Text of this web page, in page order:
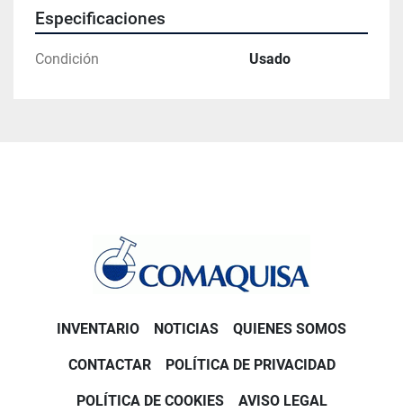
Especificaciones
Condición Usado
INVENTARIO NOTICIAS QUIENES SOMOS
CONTACTAR POLÍTICA DE PRIVACIDAD
POLÍTICA DE COOKIES AVISO LEGAL